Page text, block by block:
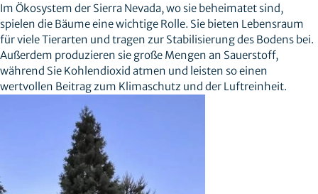
Im Ökosystem der Sierra Nevada, wo sie beheimatet sind,
spielen die Bäume eine wichtige Rolle. Sie bieten Lebensraum
für viele Tierarten und tragen zur Stabilisierung des Bodens bei.
Außerdem produzieren sie große Mengen an Sauerstoff,
während Sie Kohlendioxid atmen und leisten so einen
wertvollen Beitrag zum Klimaschutz und der Luftreinheit.